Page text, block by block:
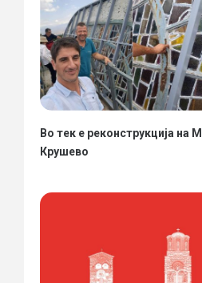
Во тек е реконструкција
Крушево